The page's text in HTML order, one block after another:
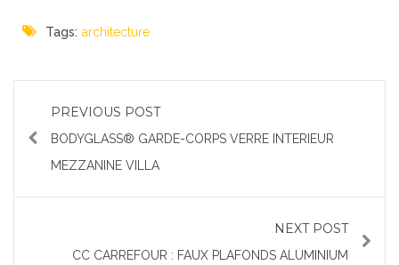
Tags: architecture
PREVIOUS POST
BODYGLASS® GARDE-CORPS VERRE INTERIEUR
MEZZANINE VILLA
NEXT POST
CC CARREFOUR : FAUX PLAFONDS ALUMINIUM